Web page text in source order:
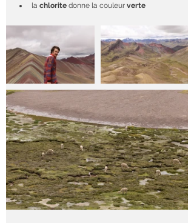
la chlorite donne la couleur verte